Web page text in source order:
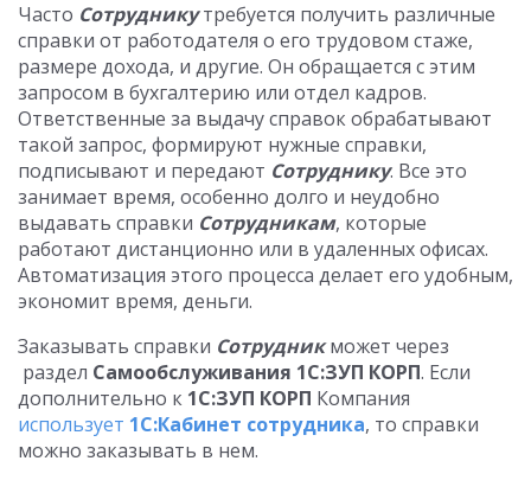
Часто Сотрудникутребуется получить различные
справки от работодателя о его трудовом стаже,
размере дохода, и другие. Он обращается с этим
запросом в бухгалтерию или отдел кадров.
Ответственные за выдачу справок обрабатывают
такой запрос, формируют нужные справки,
подписывают и передают Сотруднику. Все это
занимает время, особенно долго и неудобно
выдавать справки Сотрудникам, которые
работают дистанционно или в удаленных офисах.
Автоматизация этого процесса делает его удобным,
экономит время, деньги.
Заказывать справки Сотрудникможет через
раздел Cамообслуживания 1С:ЗУП КОРП. Если
дополнительно к 1С:ЗУП КОРП Компания
использует 1С:Кабинет сотрудника, то справки
можно заказывать в нем.